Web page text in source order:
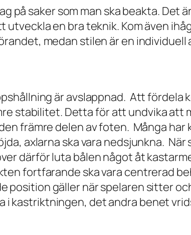
saker som man ska beakta. Det
en bra teknik. Kom även
medan stilen är en individuell
är avslappnad. Att fördela
stabilitet. Detta för att undvika att
främre delen av foten. Många
axlarna ska vara nedsjunkna.
därför luta bålen något åt
fortfarande ska vara centrerad
position gäller när spelaren sitter
i kastriktningen, det andra benet